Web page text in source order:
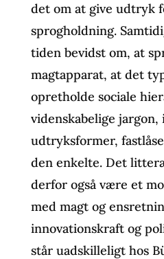
det om at give udtryk
sprogholdning.
tiden bevidst om, at
magtapparat, at det
opretholde sociale
videnskabelige
udtryksformer,
den enkelte. Det
derfor også være et
med magt og
innovationskraft og
står uadskilleligt hos